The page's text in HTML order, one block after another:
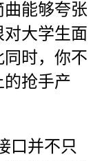
能够夸张
大学生面
时，你不
抢手产
口并不只